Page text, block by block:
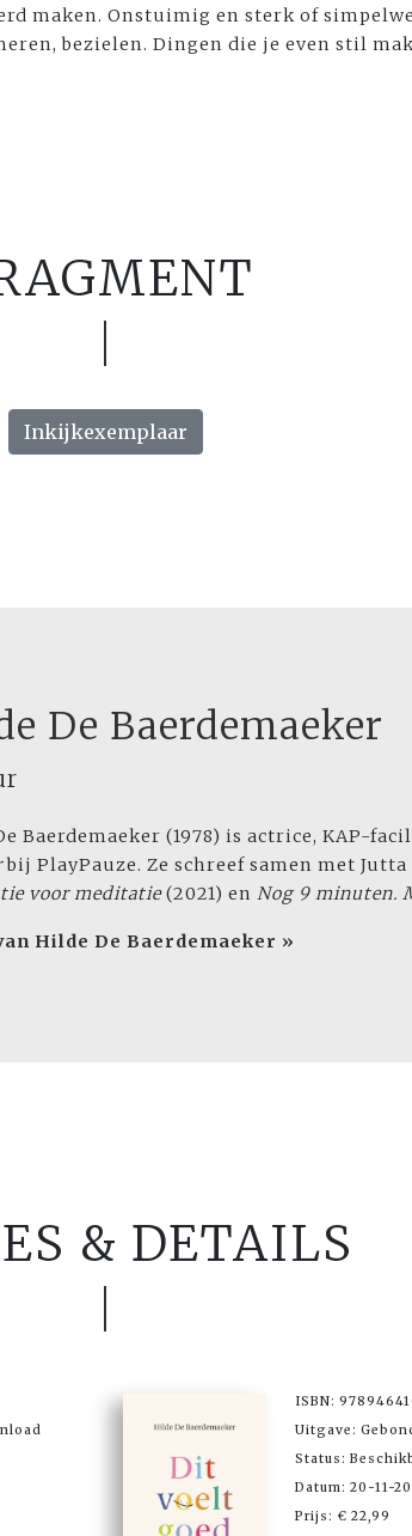
maken. Onstuimig en sterk of
bezielen. Dingen die je even stil
Inkijkexemplaar
De Baerdemaeker
Baerdemaeker (1978) is actrice, KAP-
bij PlayPauze. Ze schreef samen met Jutta
voor meditatie(2021) en Nog 9 minuten.
Hilde De Baerdemaeker »
& DETAILS
ISBN:
Uitgave:
Status:
Datum: 20-11-
Prijs: € 22,99